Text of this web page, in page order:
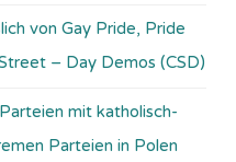
von Gay Pride, Pride
– Day Demos (CSD)
mit katholisch-
Parteien in Polen